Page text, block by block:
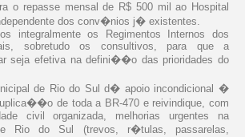
o repasse mensal de R$ 500 mil ao Hospital
dos conv�nios j� existentes.
integralmente os Regimentos Internos dos
sobretudo os consultivos, para que a
seja efetiva na defini��o das prioridades do
de Rio do Sul d� apoio incondicional �
de toda a BR-470 e reivindique, com
civil organizada, melhorias urgentes na
Rio do Sul (trevos, r�tulas, passarelas,